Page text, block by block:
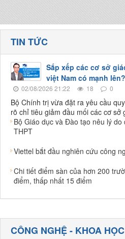
TIN TỨC
Sắp xếp các cơ sở
việt Nam có mạnh lên?
02/08/2026 21:22 18 0
Bộ Chính trị vừa đặt ra yêu cầu
rõ chỉ tiêu giảm đầu mối các cơ sở
Bộ Giáo dục và Đào tạo nêu lý
THPT
Viettel bắt đầu nghiên cứu công
Chi tiết điểm sàn của hơn 200
điểm, thấp nhất 15 điểm
CÔNG NGHỆ - KHOA HỌC